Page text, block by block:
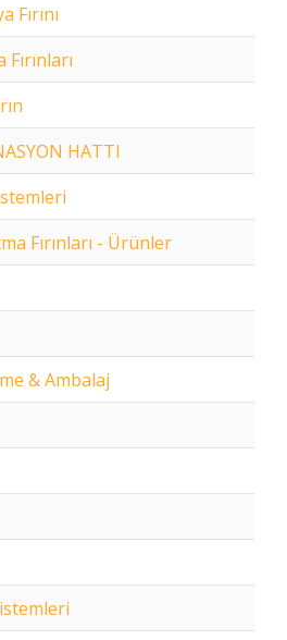
HATTI
Fırınları - Ürünler
& Ambalaj